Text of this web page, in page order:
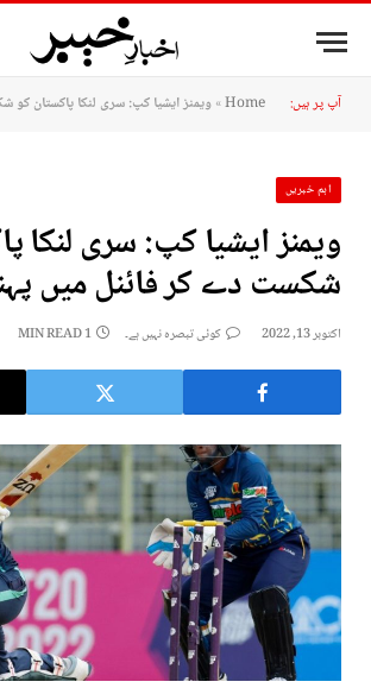
آپ پر ہیں: Home
»ویمنز ایشیا کپ: سری لنکا پاکستان کو شکست
اہم خبریں
ویمنز ایشیا کپ: سری لنکا
شکست دے کر فائنل میں
اکتوبر 13, 2022 کوئی تبصرہ نہیں ہے۔ 1 MIN READ